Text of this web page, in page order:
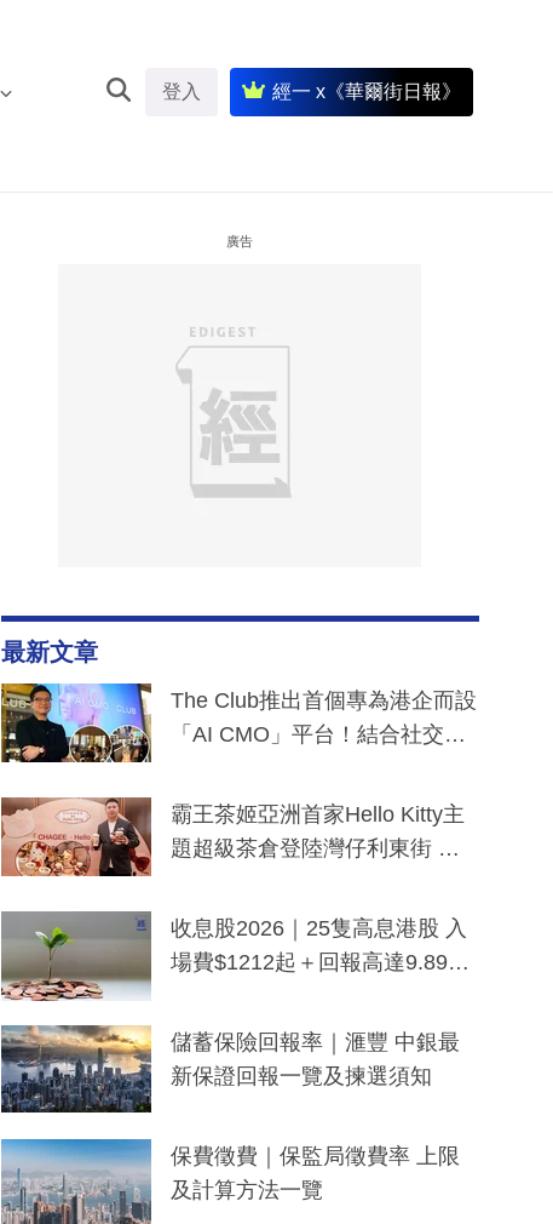
登入 經一 x《華爾街日報》
廣告
最新文章
The Club推出首個專為港企而設
「AI CMO」平台！結合社交聆
分鐘生成「貼地」宣傳短片
霸王茶姬亞洲首家Hello Kitty主
題超級茶倉登陸灣仔利東街 推
y及香港限定特調系列
收息股2026｜25隻高息港股 入
場費$1212起＋回報高達9.89
儲蓄保險回報率｜滙豐 中銀最
新保證回報一覽及揀選須知
保費徵費｜保監局徵費率 上限
及計算方法一覽